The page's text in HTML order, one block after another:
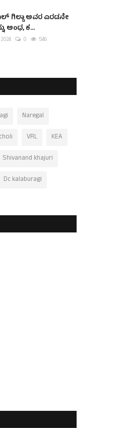
ಗಿಲ್ಡಾ ಅವರ ಎರಡನೇ
ಅಂಧ, ಕ...
0 546
Naregal
VRL
KEA
Shivanand khajuri
Dc kalaburagi